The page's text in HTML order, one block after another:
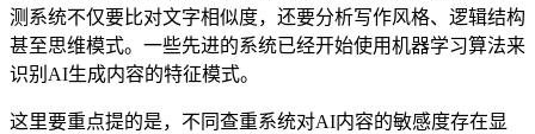
测系统不仅要比对文字相似度，还要分析写作风格、逻辑结构
甚至思维模式。一些先进的系统已经开始使用机器学习算法来
识别AI生成内容的特征模式。
这里要重点提的是，不同查重系统对AI内容的敏感度存在显